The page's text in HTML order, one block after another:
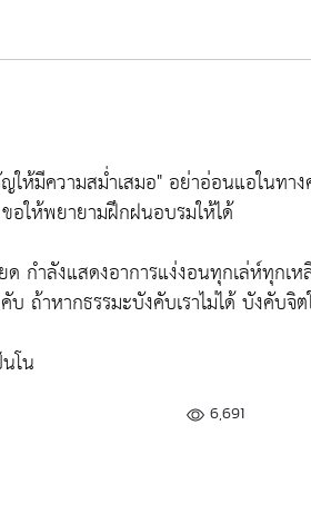
ให้มีความสม่ำเสมอ"อย่าอ่อนแอในทา
ขอให้พยายามฝึกฝนอบรมให้ได้
ด กำลังแสดงอาการแง่งอนทุกเล่ห์ทุกเ
บ ถ้าหากธรรมะบังคับเราไม่ได้ บังคับจิต
โน
6,691